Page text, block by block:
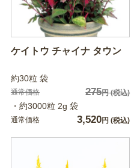
ケイトウ チャイナ タウン
約30粒 袋
通常価格 275円(税込)
・約3000粒 2g 袋
通常価格 3,520円 (税込)